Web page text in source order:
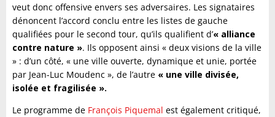
veut donc offensive envers ses adversaires. Les signataires
dénoncent l’accord conclu entre les listes de gauche
qualifiées pour le second tour, qu’ils qualifient d’« alliance
contre nature ». Ils opposent ainsi « deux visions de la ville
» : d’un côté, « une ville ouverte, dynamique et unie, portée
par Jean-Luc Moudenc », de l’autre « une ville divisée,
isolée et fragilisée ».
Le programme de François Piquemal est également critiqué,